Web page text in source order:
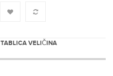
TABLICA VELIČINA